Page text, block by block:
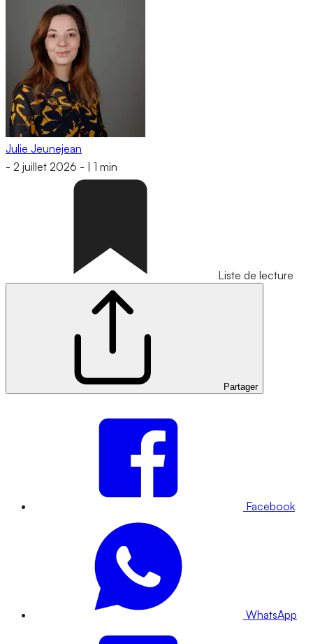
Julie Jeunejean
- 2 juillet 2026 - 1 min
Liste de lecture
Partager
Facebook
WhatsApp